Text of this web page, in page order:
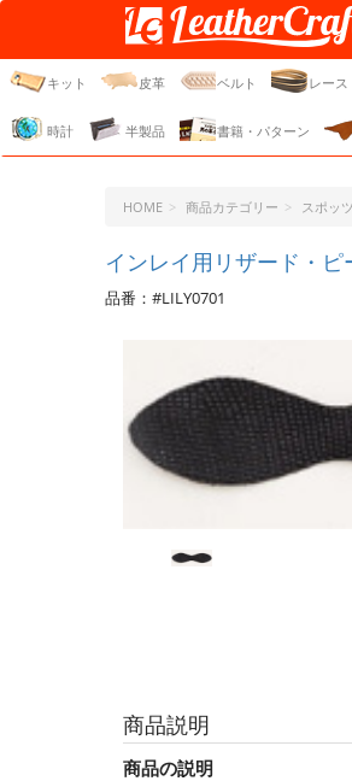
レザークラフト・ドッ
ジェーピー
キット 皮革 ベルト レース
時計 半製品 書籍・パターン
HOME 商品カテゴリー スポッ
インレイ用リザード・
品番：#LILY0701
商品説明
商品の説明